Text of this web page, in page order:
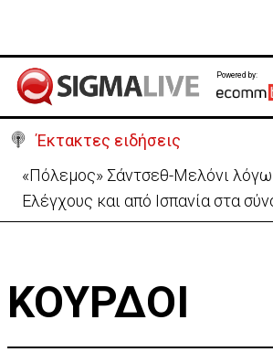
Powered by:
Έκτακτες ειδήσεις
«Πόλεμος» Σάντσεθ-Μελόνι
Ελέγχους και από Ισπανία στα
ΚΟΥΡΔΟΙ